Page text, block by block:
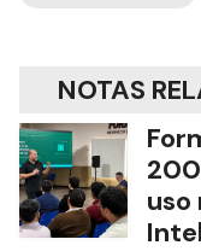
NOTAS
uso